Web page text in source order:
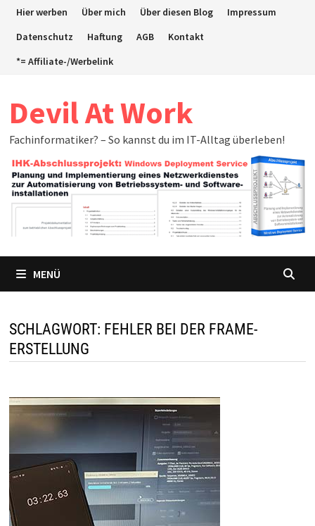
ZumHier werben Über mich Über diesen Blog
Impressum
Datenschutz
Haftung AGB
Kontakt
*= Affiliate-/Werbelink
Devil At Work
Fachinformatiker? – So kannst du im IT-Alltag überleben!
MENÜ
SCHLAGWORT: FEHLER BEI DER FRAME-
ERSTELLUNG